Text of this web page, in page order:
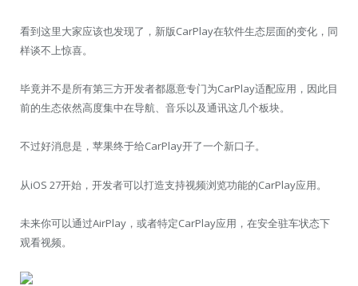
看到这里大家应该也发现了，新版CarPlay在软件生态层面的变化，同
样谈不上惊喜。
毕竟并不是所有第三方开发者都愿意专门为CarPlay适配应用，因此目
前的生态依然高度集中在导航、音乐以及通讯这几个板块。
不过好消息是，苹果终于给CarPlay开了一个新口子。
从iOS 27开始，开发者可以打造支持视频浏览功能的CarPlay应用。
未来你可以通过AirPlay，或者特定CarPlay应用，在安全驻车状态下
观看视频。